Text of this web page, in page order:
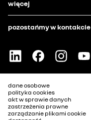
więcej
pozostańmy w kontakcie
dane osobowe
polityka cookies
akt w sprawie danych
zastrzeżenia prawne
zarządzanie plikami cookie